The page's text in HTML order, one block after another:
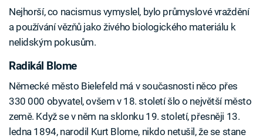
Nejhorší, co nacismus vymyslel, bylo průmyslové vraždění
a používání vězňů jako živého biologického materiálu k
nelidským pokusům.
Radikál Blome
Německé město Bielefeld má v současnosti něco přes
330 000 obyvatel, ovšem v 18. století šlo o největší město
země. Když se v něm na sklonku 19. století, přesněji 13.
ledna 1894, narodil Kurt Blome, nikdo netušil, že se stane